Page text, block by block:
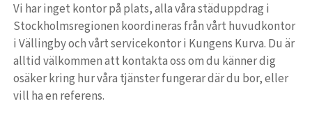
Vi har inget kontor på plats, alla våra städuppdrag i
Stockholmsregionen koordineras från vårt huvudkontor
i Vällingby och vårt servicekontor i Kungens Kurva. Du är
alltid välkommen att kontakta oss om du känner dig
osäker kring hur våra tjänster fungerar där du bor, eller
vill ha en referens.